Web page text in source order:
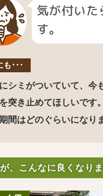
気が付い
す。
も･･･
シミがついていて、今
突き止めてほしいです。
間はどのぐらいになり
、こんなに良くなり